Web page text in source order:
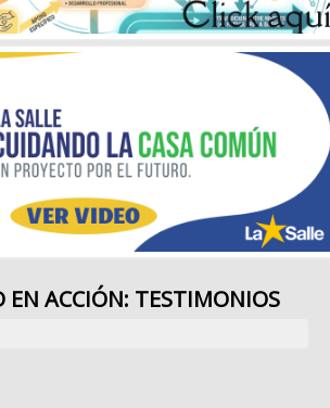
EN ACCIÓN: TESTIMONIOS